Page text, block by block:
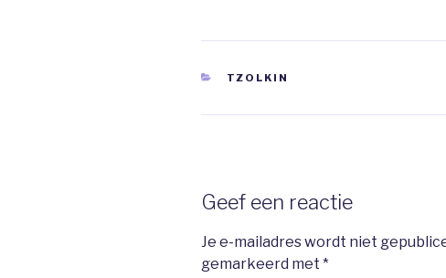
CATEGORIEËN
TZOLKIN
Geef een reactie
Je e-mailadres wordt niet
gemarkeerd met *